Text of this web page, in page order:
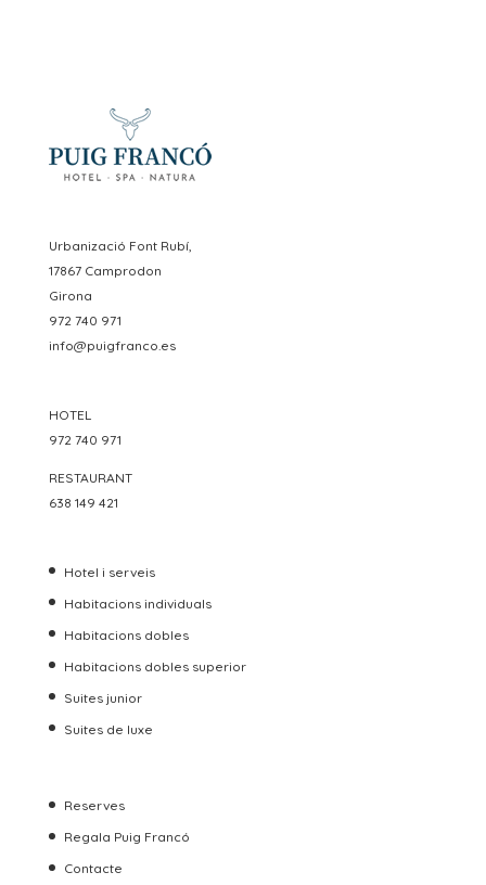
Urbanizació Font Rubí,
17867 Camprodon
Girona
972 740 971
info@puigfranco.es
HOTEL
972 740 971
RESTAURANT
638 149 421
Hotel i serveis
Habitacions individuals
Habitacions dobles
Habitacions dobles superior
Suites junior
Suites de luxe
Reserves
Regala Puig Francó
Contacte